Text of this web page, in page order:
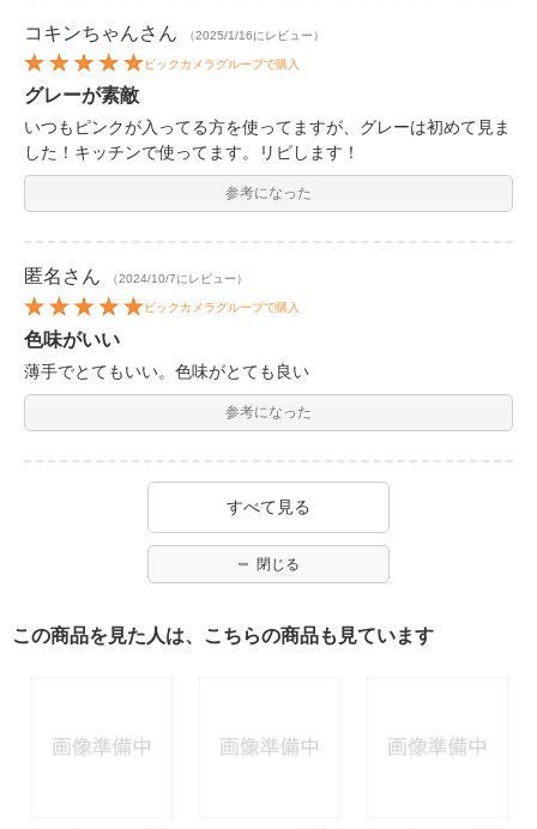
コキンちゃんさん （2025/1/16にレビュー）
ビックカメラグループで購入
グレーが素敵
いつもピンクが入ってる方を使ってますが、グレーは初めて見ま
した！キッチンで使ってます。リピします！
参考になった
匿名 さん （2024/10/7にレビュー）
ビックカメラグループで購入
色味がいい
薄手でとてもいい。色味がとても良い
参考になった
すべて見る
閉じる
この商品を見た人は、こちらの商品も見ています